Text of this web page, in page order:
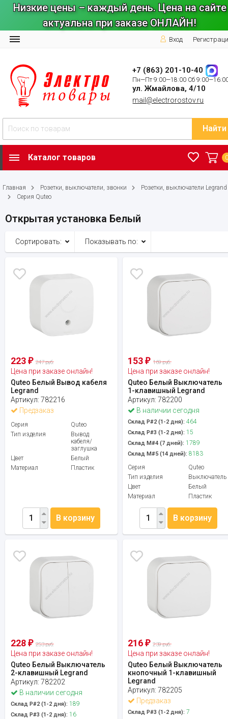
Низкие цены – каждый день. Цена на сайте
актуальна при заказе ОНЛАЙН!
Вход
+7 (863) 201-10-40
Пн—Пт 9:00—18:00 Сб
ул. Жмайлова, 4/10
mail@electrorostov.ru
Найти
Каталог товаров
Главная Розетки, выключатели, звонки
Розетки, выключатели Legrand
Серия Quteo
Открытая установка Белый
Сортировать: Показывать по:
223 ₽ 247 руб.
Цена при заказе онлайн!
Quteo Белый Вывод кабеля
Legrand
Артикул: 782216
Предзаказ
Серия
Quteo
Тип изделия
Вывод
кабеля/
заглушка
Цвет
Белый
Материал
Пластик
В корзину
153₽ 169 руб.
Цена при заказе онлайн!
Quteo Белый Выключатель
1-клавишный Legrand
Артикул:782200
В наличии сегодня
Склад Р#2 (1-2 дня): 464
Склад Р#3 (1-2 дня): 15
Склад М#4 (7 дней): 1789
Склад М#5 (14 дней): 8183
Серия
Quteo
Тип изделия
Выключатель
Цвет
Белый
Материал
Пластик
В корзину
228 ₽ 253 руб.
Цена при заказе онлайн!
Quteo Белый Выключатель
2-клавишный Legrand
Артикул: 782202
В наличии сегодня
Склад Р#2 (1-2 дня): 189
Склад Р#3 (1-2 дня): 16
216₽ 239 руб.
Цена при заказе онлайн!
Quteo Белый Выключатель
кнопочный 1-клавишный
Legrand
Артикул:782205
Предзаказ
Склад Р#3 (1-2 дня): 7